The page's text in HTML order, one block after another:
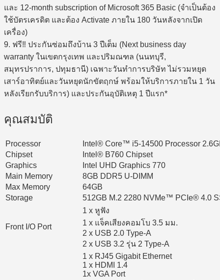
และ 12-month subscription of Microsoft 365 Basic (จำเป็นต้อง
ใช้บัตรเครดิต และต้อง Activate ภายใน 180 วันหลังจากเปิด
เครื่อง)
9. ฟรี‼ ประกันซ่อมถึงบ้าน 3 ปีเต็ม (Next business day
warranty ในเขตกรุงเทพ และปริมณฑล (นนทบุรี,
สมุทรปราการ, ปทุมธานี) เฉพาะวันทำการบริษัท ไม่รวมหยุด
เสาร์อาทิตย์และวันหยุดนักขัตฤกษ์ พร้อมให้บริการภายใน 1 วัน
หลังเรียกรับบริการ) และประกันอุบัติเหตุ 1 ปีแรก*
คุณสมบัติ
Processor
Intel® Core™ i5-14500 Processor
Chipset
Intel® B760 Chipset
Graphics
Intel UHD Graphics 770
Main Memory
8GB DDR5 U-DIMM
Max Memory
64GB
Storage
512GB M.2 2280 NVMe™ PCIe® 4.0
Front I/O Port
1 x หูฟัง
1 x แจ็คเสียงคอมโบ 3.5 มม.
2 x USB 2.0 Type-A
2 x USB 3.2 รุ่น 2 Type-A
1 x RJ45 Gigabit Ethernet
1 x HDMI 1.4
1x VGA Port